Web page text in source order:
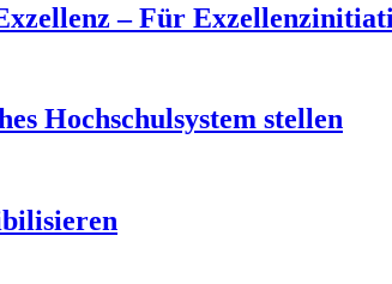
– Für
Hochschulsystem stellen